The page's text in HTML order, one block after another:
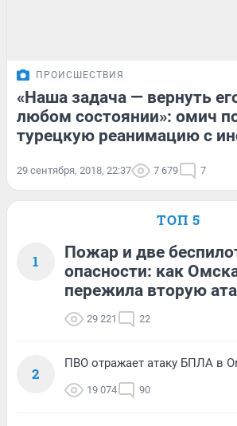
ПРОИСШЕСТВИЯ
«Наша задача — вернуть
любом состоянии»: омич
турецкую реанимацию с
29 сентября, 2018, 22:37 7 679 7
ТОП 5
1
Пожар и две
опасности: как
пережила вторую
29 221 22
2
ПВО отражает атаку БПЛА в
19 074 90